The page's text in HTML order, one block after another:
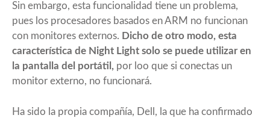
Sin embargo, esta funcionalidad tiene un problema,
pues los procesadores basados en ARM no funcionan
con monitores externos. Dicho de otro modo, esta
característica de Night Light solo se puede utilizar en
la pantalla del portátil, por loo que si conectas un
monitor externo, no funcionará.
Ha sido la propia compañía, Dell, la que ha confirmado